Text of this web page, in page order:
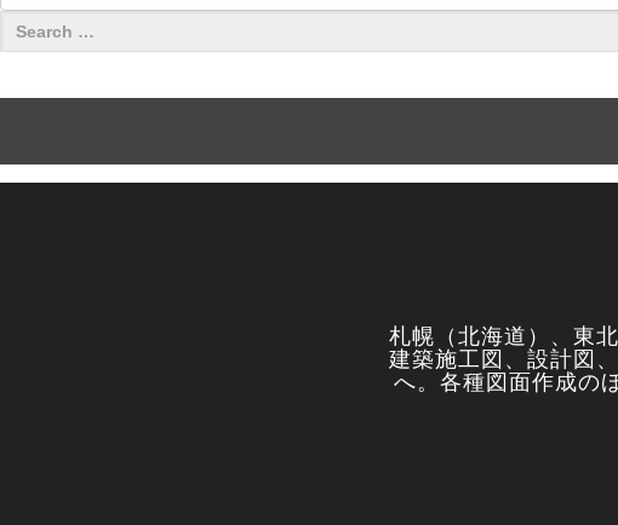
札幌（北海道）、東
建築施工図、設計図
へ。各種図面作成の